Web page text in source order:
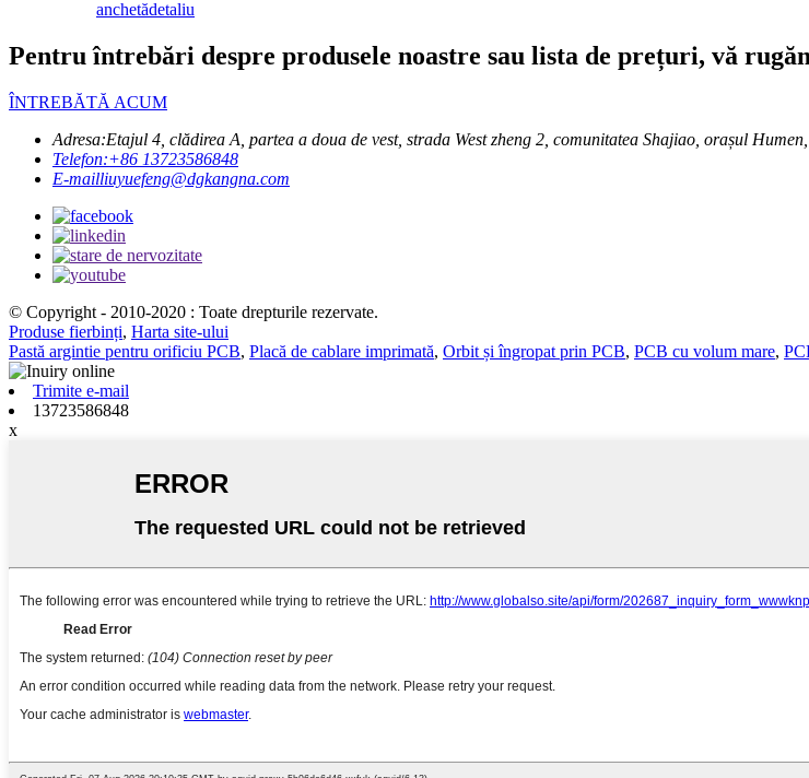
anchetădetaliu
Pentru întrebări despre produsele noastre sau lista de prețuri, vă
ÎNTREBĂTĂ ACUM
Adresa:Etajul 4, clădirea A, partea a doua de vest, strada West zheng 2, comunitatea Shajiao, orașul
Telefon:+86 13723586848
E-mailliuyuefeng@dgkangna.com
© Copyright - 2010-2020 : Toate drepturile rezervate.
Produse fierbinți, Harta site-ului
Pastă argintie pentru orificiu PCB, Placă de cablare imprimată, Orbit și îngropat prin PCB, PCB cu volum mare,
Trimite e-mail
13723586848
x